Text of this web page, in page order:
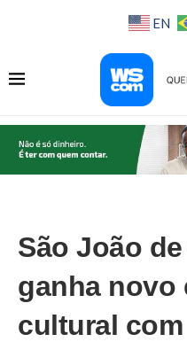
EN
São João
ganha novo
cultural